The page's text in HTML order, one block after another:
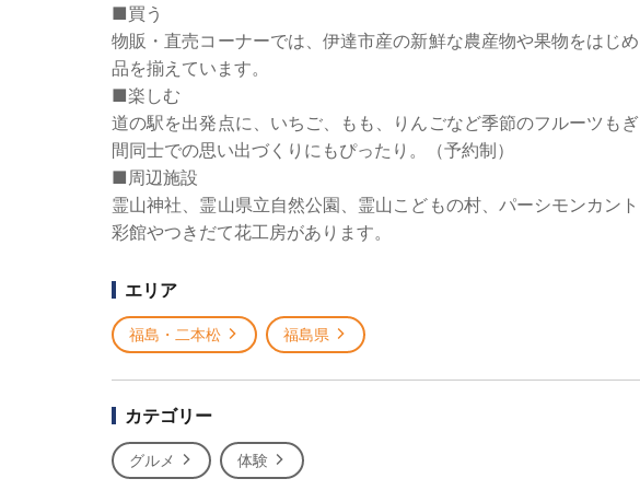
■買う
物販・直売コーナーでは、伊達市産の新鮮な農産物や果物をはじ
品を揃えています。
■楽しむ
道の駅を出発点に、いちご、もも、りんごなど季節のフルーツも
間同士での思い出づくりにもぴったり。（予約制）
■周辺施設
霊山神社、霊山県立自然公園、霊山こどもの村、パーシモンカン
彩館やつきだて花工房があります。
エリア
福島・二本松 福島県
カテゴリー
グルメ 体験